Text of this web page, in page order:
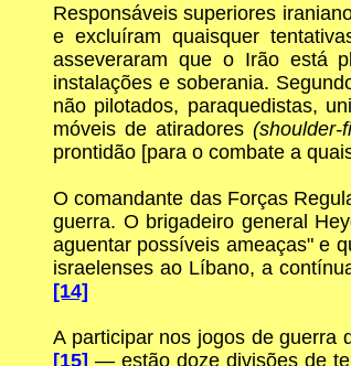
Responsáveis superiores
e excluíram quaisquer
asseveraram que o Irão está
instalações e soberania.
não pilotados, paraquedistas,
móveis de atiradores (shoulder-
prontidão [para o combate a
O comandante das Forças
guerra. O brigadeiro general
aguentar possíveis ameaças" e
israelenses ao Líbano, a
[14]
A participar nos jogos de guerra
[15] — estão doze divisões de